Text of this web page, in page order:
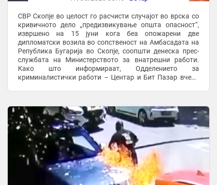
СВР Скопје во целост го расчисти случајот во врска со
кривичното дело „предизвикување општа опасност“,
извршено на 15 јуни кога беа опожарени две
дипломатски возила во сопственост на Амбасадата на
Република Бугарија во Скопје, соопшти денеска прес-
службата на Министерството за внатрешни работи.
Како што информираат, Одделението за
криминалистички работи – Центар и Бит Пазар вчера